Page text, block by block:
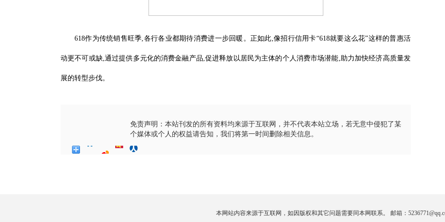
618作为传统销售旺季,各行各业都期待消费进一步回暖。正如此,像招行信用卡“618就要这么花”这样的普惠活
动更不可或缺,通过提供多元化的消费金融产品,促进释放以居民为主体的个人消费市场潜能,助力加快经济高质量发
展的转型步伐。
免责声明：本站刊发的所有资料均来源于互联网，并不代表本站立场，若无意中侵犯了某
个媒体或个人的权益请告知，我们将第一时间删除相关信息。
本网站内容来源于互联网，如因版权和其它问题需要同本网联系。 邮箱：